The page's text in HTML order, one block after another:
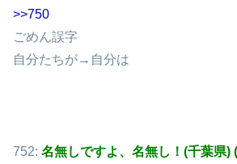
>>750
ごめん誤字
自分たちが→自分は
752: 名無しですよ、名無し！(千葉県)